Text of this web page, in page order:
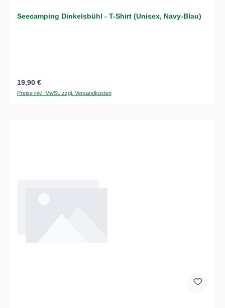
Seecamping Dinkelsbühl - T-Shirt (Unisex, Navy-Blau)
Regulärer Preis:
19,90 €
Preise inkl. MwSt. zzgl. Versandkosten